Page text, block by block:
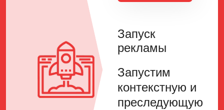
Запуск
рекламы
Запустим
контекстную и
преследующую